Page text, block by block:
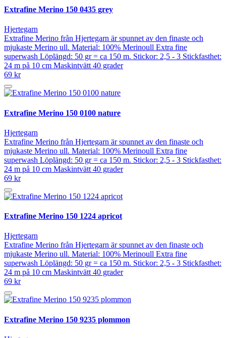
Extrafine Merino 150 0435 grey
Hjertegarn
Extrafine Merino från Hjertegarn är spunnet av den finaste och
mjukaste Merino ull. Material: 100% Merinoull Extra fine
superwash Löplängd: 50 gr = ca 150 m. Stickor: 2,5 - 3 Stickfasthet:
24 m på 10 cm Maskintvätt 40 grader
69 kr
Extrafine Merino 150 0100 nature
Hjertegarn
Extrafine Merino från Hjertegarn är spunnet av den finaste och
mjukaste Merino ull. Material: 100% Merinoull Extra fine
superwash Löplängd: 50 gr = ca 150 m. Stickor: 2,5 - 3 Stickfasthet:
24 m på 10 cm Maskintvätt 40 grader
69 kr
Extrafine Merino 150 1224 apricot
Hjertegarn
Extrafine Merino från Hjertegarn är spunnet av den finaste och
mjukaste Merino ull. Material: 100% Merinoull Extra fine
superwash Löplängd: 50 gr = ca 150 m. Stickor: 2,5 - 3 Stickfasthet:
24 m på 10 cm Maskintvätt 40 grader
69 kr
Extrafine Merino 150 9235 plommon